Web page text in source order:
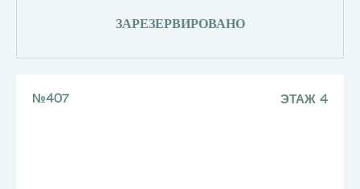
ЗАРЕЗЕРВИРОВАНО
№407 ЭТАЖ 4